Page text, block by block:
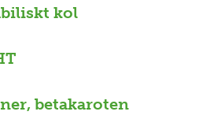
kol
betakaroten